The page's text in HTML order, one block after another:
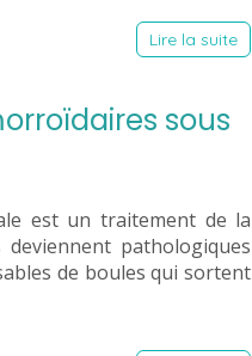
Lire la suite
sous
est un traitement de la
pathologiques
de boules qui sortent